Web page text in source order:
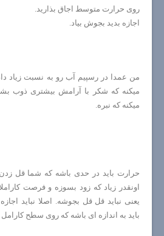
روی حرارت متوسط اجاق بذارید.
اجازه بدید بجوش بیاد.
من عمدا در رسپیم آب رو به نسبت زیاد
میکنه که شکر با آرامش بیشتری ذوب
میکنه که نبره.
حرارت باید در حدی باشه که شما قل زدن
اونقدر زیاد که زود بسوزه و فرصت
یعنی نباید قل قل بجوشه. اصلا نباید
باید به اندازه ای باشه که روی سطح